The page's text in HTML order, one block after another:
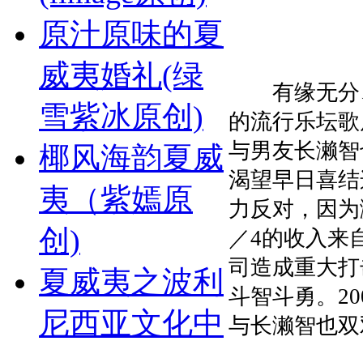
原汁原味的夏
威夷婚礼(绿
雪紫冰原创)
椰风海韵夏威
夷（紫嫣原
创)
夏威夷之波利
尼西亚文化中
有缘无分
的流行乐坛
与男友长濑
渴望早日喜
力反对，因
／4的收入来
司造成重大
斗智斗勇。
与长濑智也